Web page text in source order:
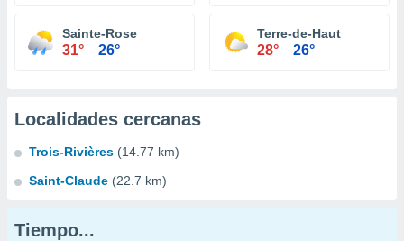
Sainte-Rose
31° 26°
Terre-de-Haut
28° 26°
Localidades cercanas
Trois-Rivières (14.77 km)
Saint-Claude (22.7 km)
Tiempo...